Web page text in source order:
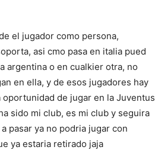
el jugador como persona,
asi cmo pasa en italia pued
argentina o en cualkier otra, no
en ella, y de esos jugadores hay
de jugar en la Juventus
sido mi club, es mi club y seguira
pasar ya no podria jugar con
ya estaria retirado jaja